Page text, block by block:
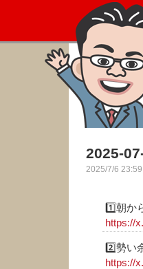
2025-
2025/7/6 23:59
1️⃣朝か
https://
2️⃣勢い
https://